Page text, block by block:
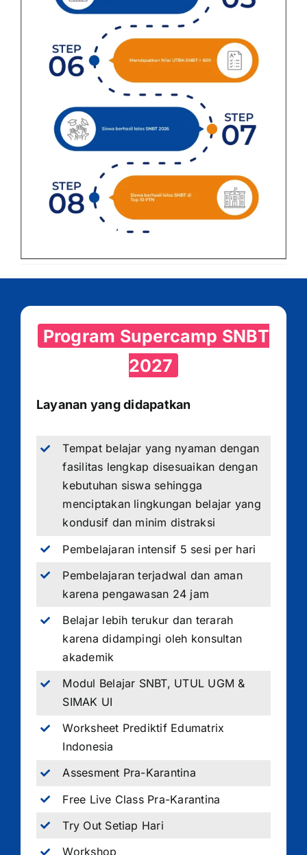
Program Supercamp SNBT
2027
Layanan yang didapatkan
Tempat belajar yang nyaman dengan
fasilitas lengkap disesuaikan dengan
kebutuhan siswa sehingga
menciptakan lingkungan belajar yang
kondusif dan minim distraksi
Pembelajaran intensif 5 sesi per hari
Pembelajaran terjadwal dan aman
karena pengawasan 24 jam
Belajar lebih terukur dan terarah
karena didampingi oleh konsultan
akademik
Modul Belajar SNBT, UTUL UGM &
SIMAK UI
Worksheet Prediktif Edumatrix
Indonesia
Assesment Pra-Karantina
Free Live Class Pra-Karantina
Try Out Setiap Hari
Workshop